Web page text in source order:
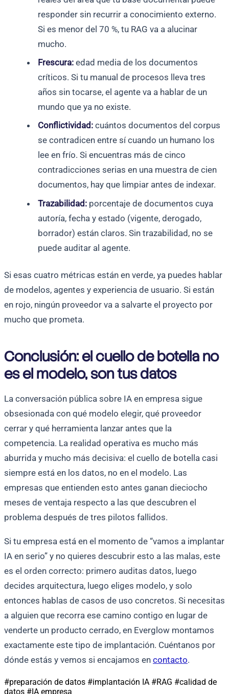
responder sin recurrir a conocimiento externo.
Si es menor del 70 %, tu RAG va a alucinar
mucho.
Frescura: edad media de los documentos
críticos. Si tu manual de procesos lleva tres
años sin tocarse, el agente va a hablar de un
mundo que ya no existe.
Conflictividad: cuántos documentos del corpus
se contradicen entre sí cuando un humano los
lee en frío. Si encuentras más de cinco
contradicciones serias en una muestra de cien
documentos, hay que limpiar antes de indexar.
Trazabilidad: porcentaje de documentos cuya
autoría, fecha y estado (vigente, derogado,
borrador) están claros. Sin trazabilidad, no se
puede auditar al agente.
Si esas cuatro métricas están en verde, ya puedes hablar
de modelos, agentes y experiencia de usuario. Si están
en rojo, ningún proveedor va a salvarte el proyecto por
mucho que prometa.
Conclusión: el cuello de botella no
es el modelo, son tus datos
La conversación pública sobre IA en empresa sigue
obsesionada con qué modelo elegir, qué proveedor
cerrar y qué herramienta lanzar antes que la
competencia. La realidad operativa es mucho más
aburrida y mucho más decisiva: el cuello de botella casi
siempre está en los datos, no en el modelo. Las
empresas que entienden esto antes ganan dieciocho
meses de ventaja respecto a las que descubren el
problema después de tres pilotos fallidos.
Si tu empresa está en el momento de “vamos a implantar
IA en serio” y no quieres descubrir esto a las malas, este
es el orden correcto: primero auditas datos, luego
decides arquitectura, luego eliges modelo, y solo
entonces hablas de casos de uso concretos. Si necesitas
a alguien que recorra ese camino contigo en lugar de
venderte un producto cerrado, en Everglow montamos
exactamente este tipo de implantación. Cuéntanos por
dónde estás y vemos si encajamos en contacto.
#preparación de datos #implantación IA #RAG #calidad de
datos #IA empresa